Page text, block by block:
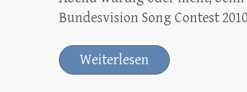
Bundesvision Song Contest
Weiterlesen